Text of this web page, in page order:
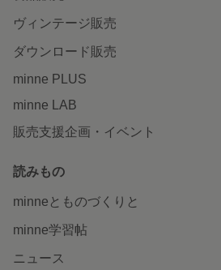
ヴィンテージ販売
ダウンロード販売
minne PLUS
minne LAB
販売支援企画・イベント
読みもの
minneとものづくりと
minne学習帖
ニュース